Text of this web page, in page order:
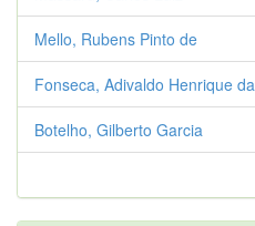
Mello, Rubens Pinto de
Fonseca, Adivaldo Henrique da
Botelho, Gilberto Garcia